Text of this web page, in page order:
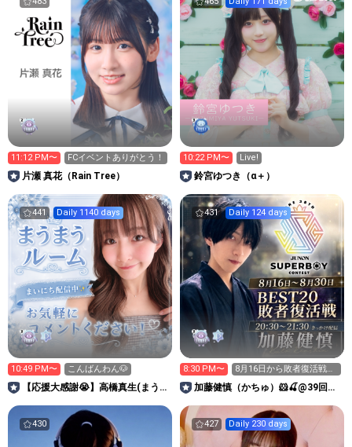
11:12 PM〜 FCイベントありがとう！
片瀬 真花（Rain Tree）
10:22 PM〜 Live!
鈴宮ゆつき（α＋）
441 Daily 1140 days
10:49 PM〜 こんばんわん🐶
【応援大感謝😭】高橋真生(まうま
431 Daily 124 days
8:30 PM〜
8月16日から敗者復活戦！
ぜひ応援してください！
加藤健慎（かちゅ）🐹🍒@39回ジ
430 427 Daily 230 days